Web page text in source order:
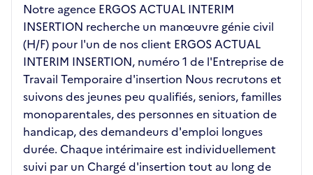
Notre agence ERGOS ACTUAL INTERIM
INSERTION recherche un manœuvre génie civil
(H/F) pour l'un de nos client ERGOS ACTUAL
INTERIM INSERTION, numéro 1 de l'Entreprise de
Travail Temporaire d'insertion Nous recrutons et
suivons des jeunes peu qualifiés, seniors, familles
monoparentales, des personnes en situation de
handicap, des demandeurs d'emploi longues
durée. Chaque intérimaire est individuellement
suivi par un Chargé d'insertion tout au long de